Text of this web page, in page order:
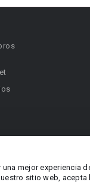
mejor experiencia
sitio web,
6036, Chipre